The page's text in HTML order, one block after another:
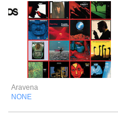
Aravena
NONE